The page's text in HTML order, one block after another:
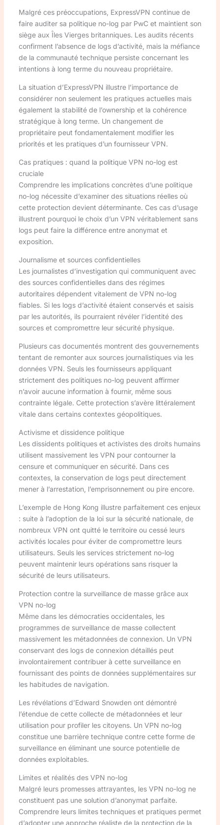
Malgré ces préoccupations, ExpressVPN continue de
faire auditer sa politique no-log par PwC et maintient son
siège aux Îles Vierges britanniques. Les audits récents
confirment l’absence de logs d’activité, mais la méfiance
de la communauté technique persiste concernant les
intentions à long terme du nouveau propriétaire.
La situation d’ExpressVPN illustre l’importance de
considérer non seulement les pratiques actuelles mais
également la stabilité de l’ownership et la cohérence
stratégique à long terme. Un changement de
propriétaire peut fondamentalement modifier les
priorités et les pratiques d’un fournisseur VPN.
Cas pratiques : quand la politique VPN no-log est
cruciale
Comprendre les implications concrètes d’une politique
no-log nécessite d’examiner des situations réelles où
cette protection devient déterminante. Ces cas d’usage
illustrent pourquoi le choix d’un VPN véritablement sans
logs peut faire la différence entre anonymat et
exposition.
Journalisme et sources confidentielles
Les journalistes d’investigation qui communiquent avec
des sources confidentielles dans des régimes
autoritaires dépendent vitalement de VPN no-log
fiables. Si les logs d’activité étaient conservés et saisis
par les autorités, ils pourraient révéler l’identité des
sources et compromettre leur sécurité physique.
Plusieurs cas documentés montrent des gouvernements
tentant de remonter aux sources journalistiques via les
données VPN. Seuls les fournisseurs appliquant
strictement des politiques no-log peuvent affirmer
n’avoir aucune information à fournir, même sous
contrainte légale. Cette protection s’avère littéralement
vitale dans certains contextes géopolitiques.
Activisme et dissidence politique
Les dissidents politiques et activistes des droits humains
utilisent massivement les VPN pour contourner la
censure et communiquer en sécurité. Dans ces
contextes, la conservation de logs peut directement
mener à l’arrestation, l’emprisonnement ou pire encore.
L’exemple de Hong Kong illustre parfaitement ces enjeux
: suite à l’adoption de la loi sur la sécurité nationale, de
nombreux VPN ont quitté le territoire ou cessé leurs
activités locales pour éviter de compromettre leurs
utilisateurs. Seuls les services strictement no-log
peuvent maintenir leurs opérations sans risquer la
sécurité de leurs utilisateurs.
Protection contre la surveillance de masse grâce aux
VPN no-log
Même dans les démocraties occidentales, les
programmes de surveillance de masse collectent
massivement les métadonnées de connexion. Un VPN
conservant des logs de connexion détaillés peut
involontairement contribuer à cette surveillance en
fournissant des points de données supplémentaires sur
les habitudes de navigation.
Les révélations d’Edward Snowden ont démontré
l’étendue de cette collecte de métadonnées et leur
utilisation pour profiler les citoyens. Un VPN no-log
constitue une barrière technique contre cette forme de
surveillance en éliminant une source potentielle de
données exploitables.
Limites et réalités des VPN no-log
Malgré leurs promesses attrayantes, les VPN no-log ne
constituent pas une solution d’anonymat parfaite.
Comprendre leurs limites techniques et pratiques permet
d’adopter une approche réaliste de la protection de la